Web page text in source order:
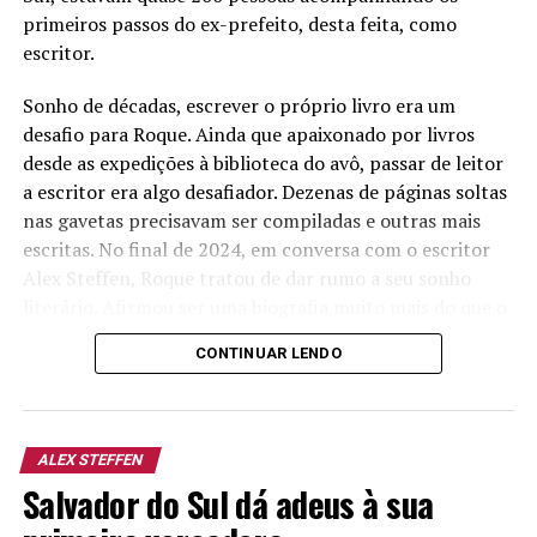
primeiros passos do ex-prefeito, desta feita, como
escritor.
Sonho de décadas, escrever o próprio livro era um
desafio para Roque. Ainda que apaixonado por livros
desde as expedições à biblioteca do avô, passar de leitor
a escritor era algo desafiador. Dezenas de páginas soltas
nas gavetas precisavam ser compiladas e outras mais
escritas. No final de 2024, em conversa com o escritor
Alex Steffen, Roque tratou de dar rumo a seu sonho
relato de uma vida, mas de tantas que o cercam,
intensificou a escrita e aprofundou a pesquisa. Inclusive,
Mathias Reichert. “Com a família fiz a viagem da minha
vida, em março de 2025, para descobrir as minhas
origens”, relatou em seu discurso o escritor.
CONTINUAR LENDO
ALEX STEFFEN
Salvador do Sul dá adeus à sua